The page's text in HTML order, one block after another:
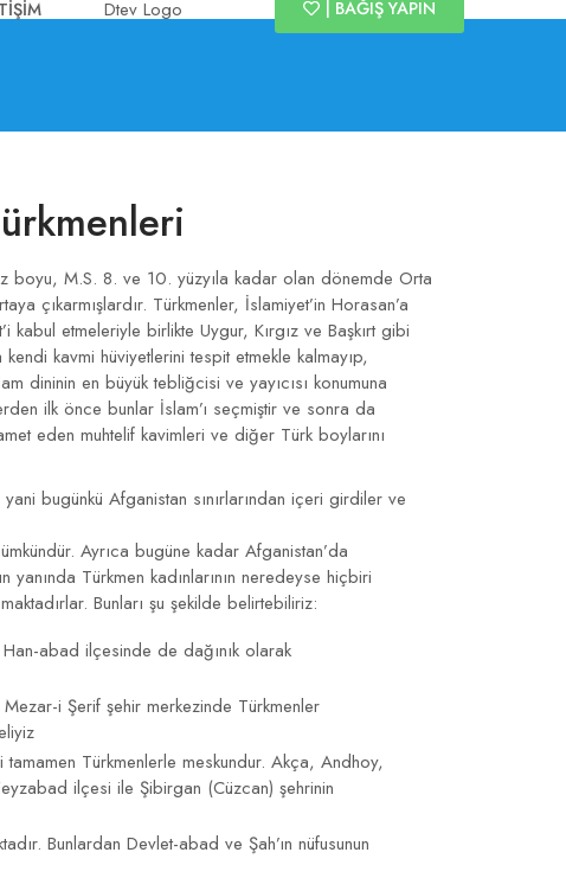
| BAĞIŞ YAPIN
boyu, M.S. 8. ve 10. yüzyıla kadar olan dönemde Orta
çıkarmışlardır. Türkmenler, İslamiyet’in Horasan’a
kabul etmeleriyle birlikte Uygur, Kırgız ve Başkırt gibi
kavmi hüviyetlerini tespit etmekle kalmayıp,
dininin en büyük tebliğcisi ve yayıcısı konumuna
ilk önce bunlar İslam’ı seçmiştir ve sonra da
eden muhtelif kavimleri ve diğer Türk boylarını
bugünkü Afganistan sınırlarından içeri girdiler ve
Ayrıca bugüne kadar Afganistan’da
yanında Türkmen kadınlarının neredeyse hiçbiri
Bunları şu şekilde belirtebiliriz:
abad ilçesinde de dağınık olarak
i Şerif şehir merkezinde Türkmenler
Türkmenlerle meskundur. Akça, Andhoy,
ilçesi ile Şibirgan (Cüzcan) şehrinin
Bunlardan Devlet-abad ve Şah’ın nüfusunun